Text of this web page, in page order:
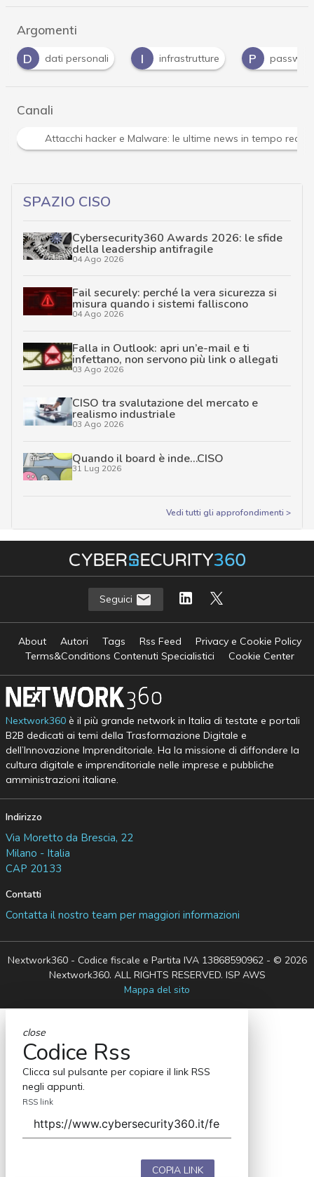
Argomenti
infrastrutture P password R
Canali
News, attualità e analisi Cyber sicurezza e
SPAZIO CISO
Cybersecurity360 Awards 2026: le sfide
della leadership antifragile
04 Ago 2026
Fail securely: perché la vera sicurezza si
misura quando i sistemi falliscono
04 Ago 2026
Falla in Outlook: apri un’e-mail e ti
infettano, non servono più link o allegati
03 Ago 2026
CISO tra svalutazione del mercato e
realismo industriale
03 Ago 2026
Quando il board è inde…CISO
31 Lug 2026
Vedi tutti gli approfondimenti >
Seguici
About Autori Tags Rss Feed
Privacy e Cookie Policy
Terms&Conditions Contenuti Specialistici
Cookie Center
Nextwork360è il più grande network in Italia di testate e portali
B2B dedicati ai temi della Trasformazione Digitale e
dell’Innovazione Imprenditoriale. Ha la missione di diffondere la
cultura digitale e imprenditoriale nelle imprese e pubbliche
amministrazioni italiane.
Indirizzo
Via Moretto da Brescia, 22
Milano - Italia
CAP 20133
Contatti
Contatta il nostro team per maggiori informazioni
Nextwork360 - Codice fiscale e Partita IVA 13868590962 - © 2026
Nextwork360. ALL RIGHTS RESERVED. ISP AWS
Mappa del sito
close
Codice Rss
Clicca sul pulsante per copiare il link RSS
negli appunti.
RSS link
COPIA LINK